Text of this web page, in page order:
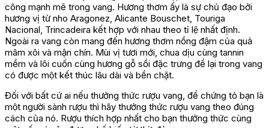
công mạnh mẽ trong vang. Hương thơm ấy là sự chủ đạo bởi
hương vị từ nho Aragonez, Alicante Bouschet, Touriga
Nacional, Trincadeira kết hợp với nhau theo tỉ lệ nhất định.
Ngoài ra vang còn mang đến hương thơm nồng đậm của quả
mâm xôi và mận chín. Mùi vị tươi mới, chua dịu cùng tannin
mềm và lôi cuốn cùng hương gỗ sồi đặc trưng để lại trong vang
có được một kết thúc lâu dài và bền chặt.
Đối với bất cứ ai nếu thưởng thức rượu vang, để chứng tỏ bạn là
một người sành rượu thì hãy thưởng thức rượu vang theo đúng
cách của nó. Rượu thích hợp nhất cho bạn thưởng thức cùng